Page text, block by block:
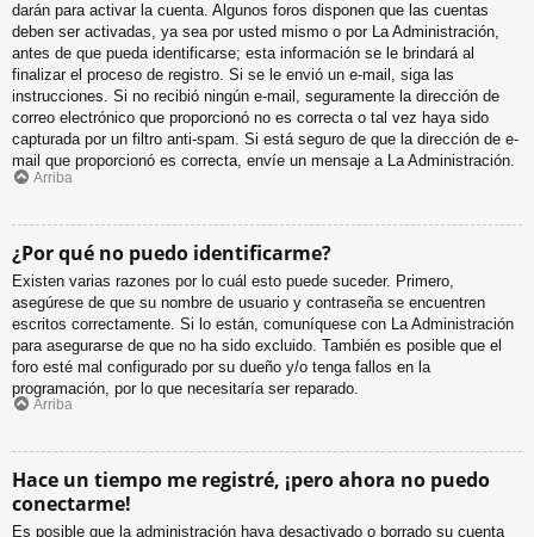
darán para activar la cuenta. Algunos foros disponen que las cuentas
deben ser activadas, ya sea por usted mismo o por La Administración,
antes de que pueda identificarse; esta información se le brindará al
finalizar el proceso de registro. Si se le envió un e-mail, siga las
instrucciones. Si no recibió ningún e-mail, seguramente la dirección de
correo electrónico que proporcionó no es correcta o tal vez haya sido
capturada por un filtro anti-spam. Si está seguro de que la dirección de e-
mail que proporcionó es correcta, envíe un mensaje a La Administración.
Arriba
¿Por qué no puedo identificarme?
Existen varias razones por lo cuál esto puede suceder. Primero,
asegúrese de que su nombre de usuario y contraseña se encuentren
escritos correctamente. Si lo están, comuníquese con La Administración
para asegurarse de que no ha sido excluido. También es posible que el
foro esté mal configurado por su dueño y/o tenga fallos en la
programación, por lo que necesitaría ser reparado.
Arriba
Hace un tiempo me registré, ¡pero ahora no puedo
conectarme!
Es posible que la administración haya desactivado o borrado su cuenta